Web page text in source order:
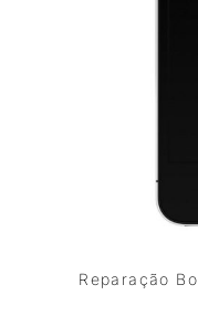
Reparação